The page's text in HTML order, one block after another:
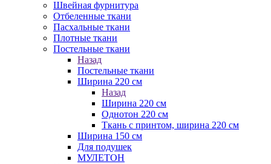
Швейная фурнитура
Отбеленные ткани
Пасхальные ткани
Плотные ткани
Постельные ткани
Назад
Постельные ткани
Ширина 220 см
Назад
Ширина 220 см
Однотон 220 см
Ткань с принтом, ширина 220 см
Ширина 150 см
Для подушек
МУЛЕТОН